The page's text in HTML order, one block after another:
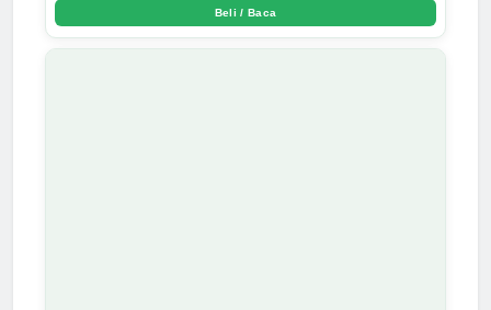
Beli / Baca